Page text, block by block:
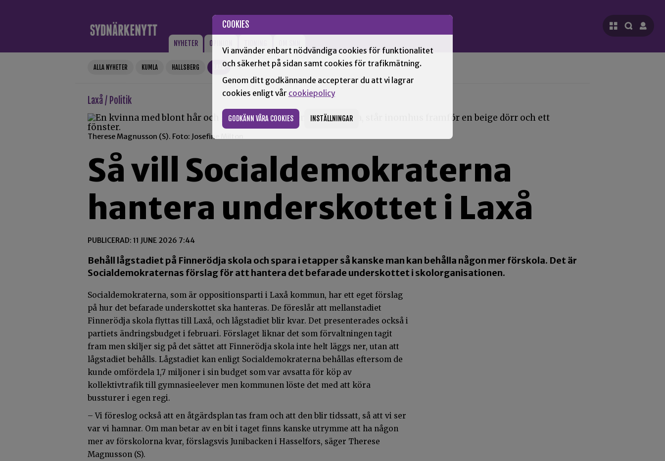
COOKIES
Vi använder enbart nödvändiga cookies för funktionalitet
och säkerhet på sidan samt cookies för trafikmätning.
Genom ditt godkännande accepterar du att vi lagrar
cookies enligt vår cookiepolicy
GODKÄNN VÅRA COOKIES INSTÄLLNINGAR
NYHETER OPINION
ALLA NYHETER KUMLA HALLSBERG LAXÅ +
Laxå / Politik
Therese Magnusson (S). Foto: Josefine Milton
Så vill Socialdemokraterna
hantera underskottet i Laxå
PUBLICERAD: 11 JUNE 2026 7:44
Behåll lågstadiet på Finnerödja skola och spara i etapper så kanske man kan behålla någon mer förskola. Det är
Socialdemokraternas förslag för att hantera det befarade underskottet i skolorganisationen.
Socialdemokraterna, som är oppositionsparti i Laxå kommun, har ett eget förslag
på hur det befarade underskottet ska hanteras. De föreslår att mellanstadiet
Finnerödja skola flyttas till Laxå, och lågstadiet blir kvar. Det presenterades också i
partiets ändringsbudget i februari. Förslaget liknar det som förvaltningen tagit
fram men skiljer sig på det sättet att Finnerödja skola inte helt läggs ner, utan att
lågstadiet behålls. Lågstadiet kan enligt Socialdemokraterna behållas eftersom de
kunde omfördela 1,7 miljoner i sin budget som var avsatta för köp av
kollektivtrafik till gymnasieelever men kommunen löste det med att köra
bussturer i egen regi.
– Vi föreslog också att en åtgärdsplan tas fram och att den blir tidssatt, så att vi ser
var vi hamnar. Om man betar av en bit i taget finns kanske utrymme att ha någon
mer av förskolorna kvar, förslagsvis Junibacken i Hasselfors, säger Therese
Magnusson (S).